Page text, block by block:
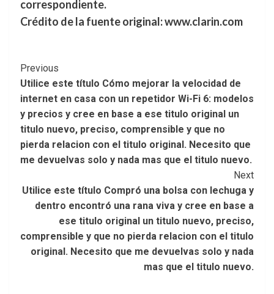
correspondiente.
Crédito de la fuente original: www.clarin.com
Post
Navigation
Previous
Utilice este título Cómo mejorar la velocidad de
internet en casa con un repetidor Wi-Fi 6: modelos
y precios y cree en base a ese titulo original un
titulo nuevo, preciso, comprensible y que no
pierda relacion con el titulo original. Necesito que
me devuelvas solo y nada mas que el titulo nuevo.
Next
Utilice este título Compró una bolsa con lechuga y
dentro encontró una rana viva y cree en base a
ese titulo original un titulo nuevo, preciso,
comprensible y que no pierda relacion con el titulo
original. Necesito que me devuelvas solo y nada
mas que el titulo nuevo.